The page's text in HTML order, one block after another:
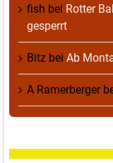
fish bei Rotter
gesperrt
Bitz bei Ab
A Ramerberger